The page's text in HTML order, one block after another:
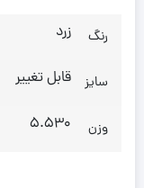
رنگ زرد
سایز قابل تغییر
وزن 5.530